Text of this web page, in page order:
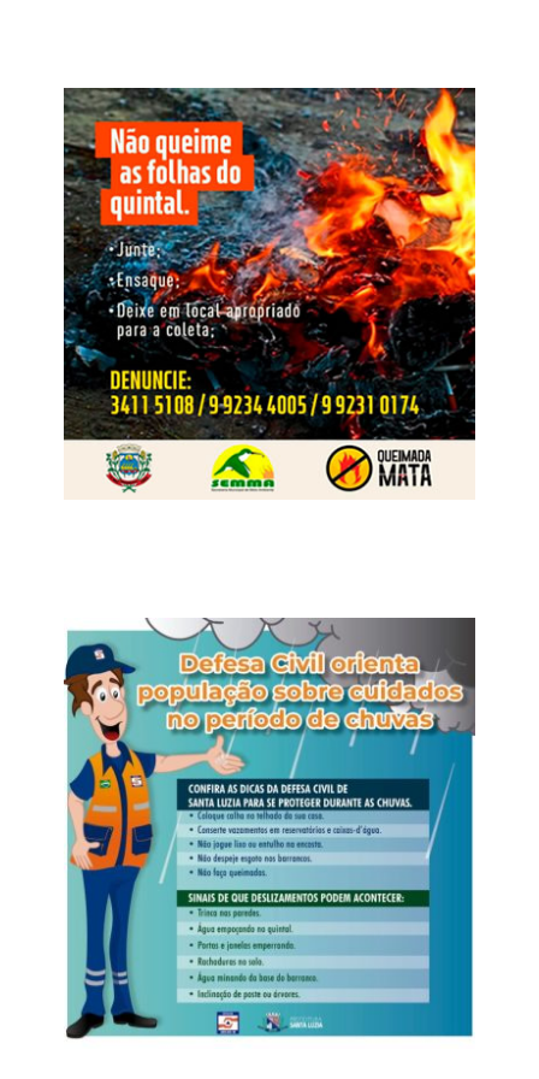
Veja Mais: Projeto cria exigência de entrega
rigorosa de produtos comprados pela internet
Nas Unidades da Federação, os maiores saldos no
acumulado de 2026 foram registrados em São Paulo
(252.558), Minas Gerais (108.977) e Paraná (69.638). Em
termos relativos, as maiores variações positivas
ocorreram no Amapá (+4,25%), Acre (+3,38%) e Mato
Grosso (+3,36%).
WhatsApp
Facebook
Twitter
Messenger
LinkedIn
Share
“Quando a infância está voltada para um ambiente em
que conflitos são resolvidos pela imposição ou pela
elevação da voz, a criança pode reproduzir esse modelo
em suas relações, acreditando que gritar é uma maneira
eficaz de conseguir o que deseja. Em vez de desenvolver
diálogo, empatia e autocontrole, ela aprende a reagir pela
força ou pelo medo”, reflete a especialista.
Veja Mais: Comissão aprova projeto que prevê
formação de agentes de segurança para
abordagem de pessoas com deficiência
Limites sem violência
apresentados.
“Ser firme não significa ser agressivo. Uma atitude
simples e muito eficaz é abaixar-se para ficar na altura da
criança, estabelecer contato visual e falar com uma voz
calma, mas segura. Depois, é importante procurar
compreender o que aconteceu e ajudar a criança a
reconhecer e nomear aquilo que está sentindo”, sugere
Andreia.
Segundo ela, acolher emoções como tristeza, medo,
frustração e raiva, sem abrir mão de regras claras e
consistentes, ajuda a criança a desenvolver recursos
para lidar com esses sentimentos de maneira saudável.